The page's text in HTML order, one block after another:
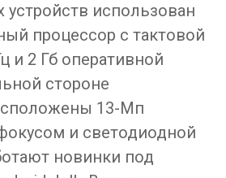
устройств использован
процессор с тактовой
и 2 Гб оперативной
стороне
13-Мп
и светодиодной
новинки под